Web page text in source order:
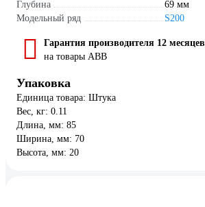
Глубина
69 мм
Модельный ряд
S200
Гарантия производителя 12 месяцев
на товары ABB
Упаковка
Единица товара: Штука
Вес, кг: 0.11
Длина, мм: 85
Ширина, мм: 70
Высота, мм: 20